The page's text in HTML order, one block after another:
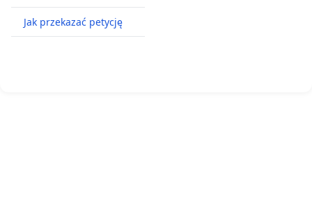
Jak przekazać petycję